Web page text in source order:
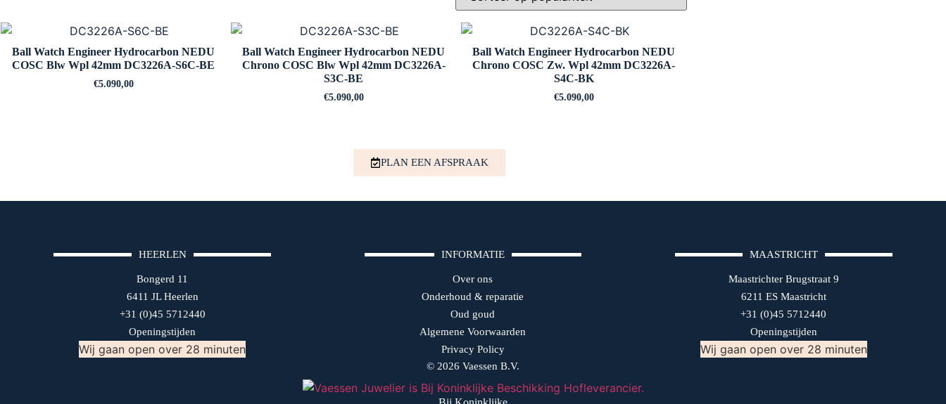
Ball Watch Engineer Hydrocarbon NEDU
COSC Blw Wpl 42mm DC3226A-S6C-BE
€5.090,00
Ball Watch Engineer Hydrocarbon NEDU
Chrono COSC Blw Wpl 42mm DC3226A-
S3C-BE
€5.090,00
Ball Watch Engineer Hydrocarbon NEDU
Chrono COSC Zw. Wpl 42mm DC3226A-
S4C-BK
€5.090,00
PLAN EEN AFSPRAAK
HEERLEN
Bongerd 11
6411 JL Heerlen
+31 (0)45 5712440
Openingstijden
Wij gaan open over 28 minuten
INFORMATIE
Over ons
Onderhoud & reparatie
Oud goud
Algemene Voorwaarden
Privacy Policy
© 2026 Vaessen B.V.
MAASTRICHT
Maastrichter Brugstraat 9
6211 ES Maastricht
+31 (0)45 5712440
Openingstijden
Wij gaan open over 28 minuten